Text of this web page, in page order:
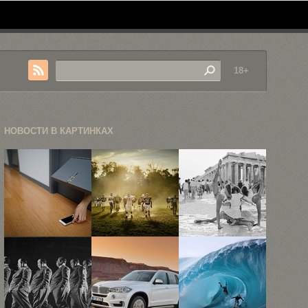
18+
НОВОСТИ В КАРТИНКАХ
«Тюрьма
внутри
меня», или
как ...
Коммерческая
фотография
Джонатана
Барката
«В
Акрополе»:
12
фотографий
туристов ...